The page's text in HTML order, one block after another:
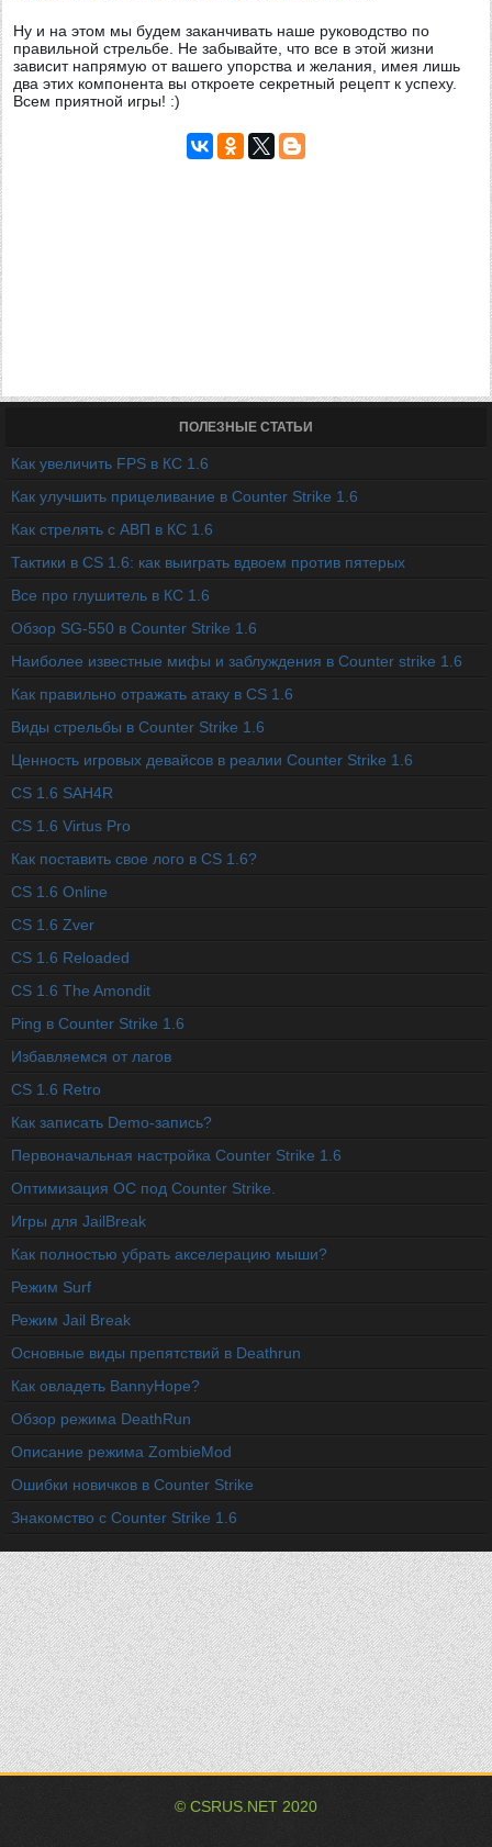
Ну и на этом мы будем заканчивать наше руководство по
правильной стрельбе. Не забывайте, что все в этой жизни
зависит напрямую от вашего упорства и желания, имея лишь
два этих компонента вы откроете секретный рецепт к успеху.
Всем приятной игры! :)
ПОЛЕЗНЫЕ СТАТЬИ
Как увеличить FPS в КС 1.6
Как улучшить прицеливание в Counter Strike 1.6
Как стрелять с АВП в КС 1.6
Тактики в CS 1.6: как выиграть вдвоем против пятерых
Все про глушитель в КС 1.6
Обзор SG-550 в Counter Strike 1.6
Наиболее известные мифы и заблуждения в Counter strike 1.6
Как правильно отражать атаку в CS 1.6
Виды стрельбы в Counter Strike 1.6
Ценность игровых девайсов в реалии Counter Strike 1.6
CS 1.6 SAH4R
CS 1.6 Virtus Pro
Как поставить свое лого в CS 1.6?
CS 1.6 Online
CS 1.6 Zver
CS 1.6 Reloaded
CS 1.6 The Amondit
Ping в Counter Strike 1.6
Избавляемся от лагов
CS 1.6 Retro
Как записать Demo-запись?
Первоначальная настройка Counter Strike 1.6
Оптимизация ОС под Counter Strike.
Игры для JailBreak
Как полностью убрать акселерацию мыши?
Режим Surf
Режим Jail Break
Основные виды препятствий в Deathrun
Как овладеть BannyHope?
Обзор режима DeathRun
Описание режима ZombieMod
Ошибки новичков в Counter Strike
Знакомство с Counter Strike 1.6
© CSRUS.NET 2020